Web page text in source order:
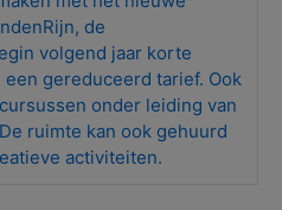
de
volgend jaar korte
gereduceerd tarief. Ook
onder leiding van
ruimte kan ook gehuurd
activiteiten.